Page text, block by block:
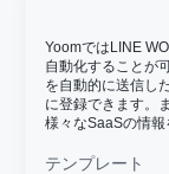
YoomではLINE
自動化することが
を自動的に送信し
に登録できます。
様々なSaaSの情報
テンプレート